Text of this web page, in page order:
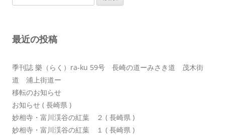
ョ
索:
最近の投稿
季刊誌 樂（らく）ra-ku 59号 長崎の道ーみさき道 茂木街
道 浦上街道ー
移転のお知らせ
お知らせ ( 長崎県 )
妙相寺・富川渓谷の紅葉 ２ ( 長崎県 )
妙相寺・富川渓谷の紅葉 １ ( 長崎県 )